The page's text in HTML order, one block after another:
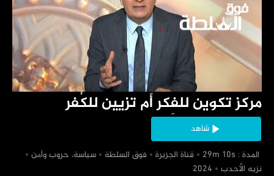
‏مركز تكوين للفِكر أَم تزيين للكُفر
شاهد
‏ المدة : 29m 10s
‏قناة الجزيرة ‏فوق السلطة
‏سياسة، حروب وأمن
‏نزيه الأحدب